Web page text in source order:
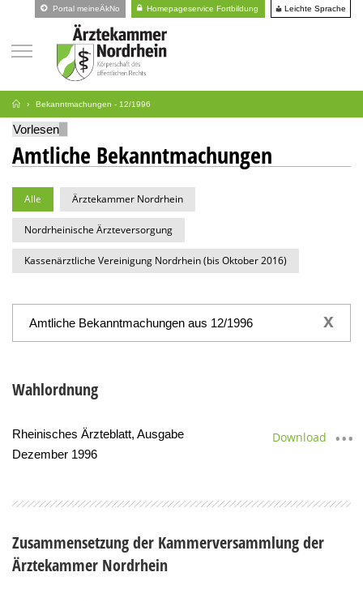
Portal meineÄkNo Homepageservice Fortbildung Leichte Sprache
Bekanntmachungen - 12/1996
Vorlesen
Amtliche Bekanntmachungen
Alle Ärztekammer Nordrhein
Nordrheinische Ärzteversorgung
Kassenärztliche Vereinigung Nordrhein (bis Oktober 2016)
Amtliche Bekanntmachungen aus 12/1996 x
Wahlordnung
Rheinisches Ärzteblatt, Ausgabe
Dezember 1996
Download
Zusammensetzung der Kammerversammlung der
Ärztekammer Nordrhein